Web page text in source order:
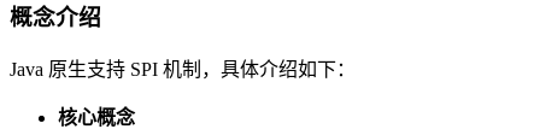
概念介绍
Java 原生支持 SPI 机制，具体介绍如下：
核心概念